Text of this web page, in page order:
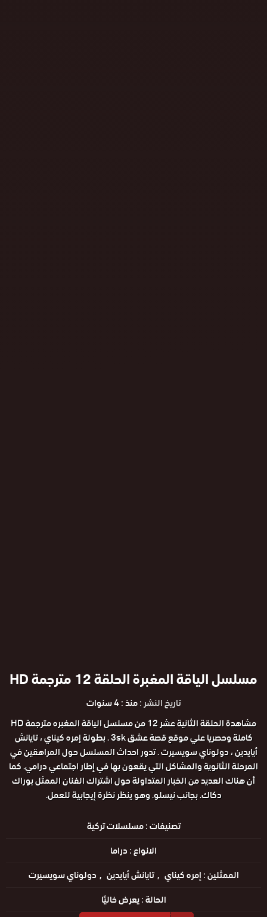
مسلسل الياقة المغبرة الحلقة 12 مترجمة HD
تاريخ النشر :منذ : 4 سنوات
مشاهدة الحلقة الثانية عشر 12 من مسلسل الياقة المغبره مترجمة HD
كاملة وحصريا علي موقع قصة عشق 3sk . بطولة إمره كيناي ، تايانش
أيايدين ، دولوناي سويسيرت . تدور احداث المسلسل حول المراهقين في
المرحلة الثانوية والمشاكل التي يقعون بها في إطار اجتماعي درامي. كما
أن هناك العديد من الخبار المتداولة حول اشتراك الفنان الممثل بوراك
دكاك. بجانب نيسلو. وهو ينظر نظرة إيجابية للعمل.
تصنيفات :مسلسلات تركية
الانواع :دراما
الممثلين :إمره كيناي تايانش أيايدين
دولوناي سويسيرت
الحالة :يعرض خاليًا